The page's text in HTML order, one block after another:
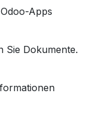
Apps
Sie Dokumente.